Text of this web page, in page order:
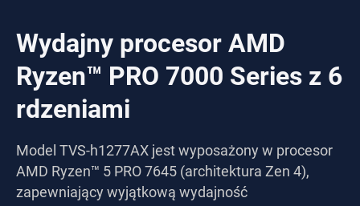
Wydajny procesor AMD
Ryzen™ PRO 7000 Series z 6
rdzeniami
Model TVS-h1277AX jest wyposażony w procesor
AMD Ryzen™ 5 PRO 7645 (architektura Zen 4),
zapewniający wyjątkową wydajność